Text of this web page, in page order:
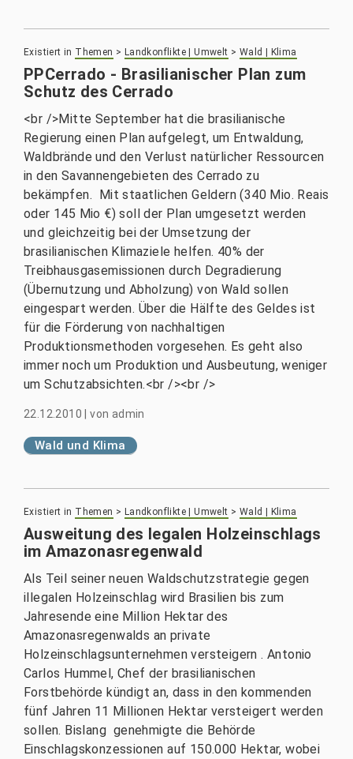
Existiert in Themen > Landkonflikte | Umwelt > Wald | Klima
PPCerrado - Brasilianischer Plan zum
Schutz des Cerrado
<br />Mitte September hat die brasilianische
Regierung einen Plan aufgelegt, um Entwaldung,
Waldbrände und den Verlust natürlicher Ressourcen
in den Savannengebieten des Cerrado zu
bekämpfen. Mit staatlichen Geldern (340 Mio. Reais
oder 145 Mio €) soll der Plan umgesetzt werden
und gleichzeitig bei der Umsetzung der
brasilianischen Klimaziele helfen. 40% der
Treibhausgasemissionen durch Degradierung
(Übernutzung und Abholzung) von Wald sollen
eingespart werden. Über die Hälfte des Geldes ist
für die Förderung von nachhaltigen
Produktionsmethoden vorgesehen. Es geht also
immer noch um Produktion und Ausbeutung, weniger
um Schutzabsichten.<br /><br />
22.12.2010 |von admin
Wald und Klima
Existiert in Themen > Landkonflikte | Umwelt > Wald | Klima
Ausweitung des legalen Holzeinschlags
im Amazonasregenwald
Als Teil seiner neuen Waldschutzstrategie gegen
illegalen Holzeinschlag wird Brasilien bis zum
Jahresende eine Million Hektar des
Amazonasregenwalds an private
Holzeinschlagsunternehmen versteigern . Antonio
Carlos Hummel, Chef der brasilianischen
Forstbehörde kündigt an, dass in den kommenden
fünf Jahren 11 Millionen Hektar versteigert werden
sollen. Bislang genehmigte die Behörde
Einschlagskonzessionen auf 150.000 Hektar, wobei